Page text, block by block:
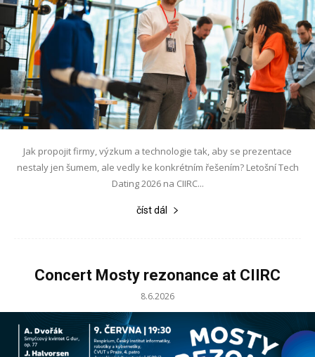
Jak propojit firmy, výzkum a technologie tak, aby se prezentace
nestaly jen šumem, ale vedly ke konkrétním řešením? Letošní Tech
Dating 2026 na CIIRC...
číst dál
Concert Mosty rezonance at CIIRC
8.6.2026